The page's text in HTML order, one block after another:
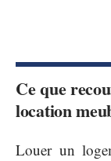
Ce que
location
Louer un